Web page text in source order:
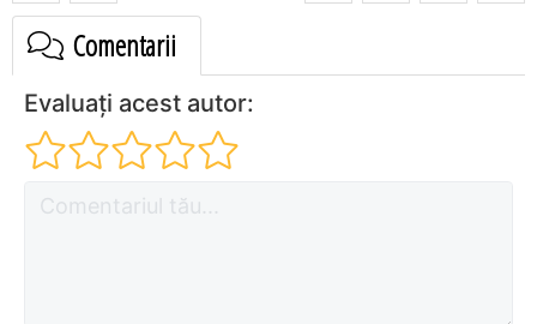
Comentarii
Evaluați acest autor: